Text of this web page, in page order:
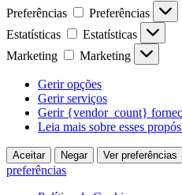
Preferências
Preferências
Estatísticas
Estatísticas
Marketing
Marketing
Gerir opções
Gerir serviços
Gerir {vendor_count}
Leia mais sobre esses
Aceitar Negar Ver preferências
preferências